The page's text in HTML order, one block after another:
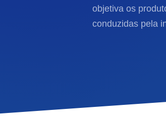
objetiva os
conduzidas pela